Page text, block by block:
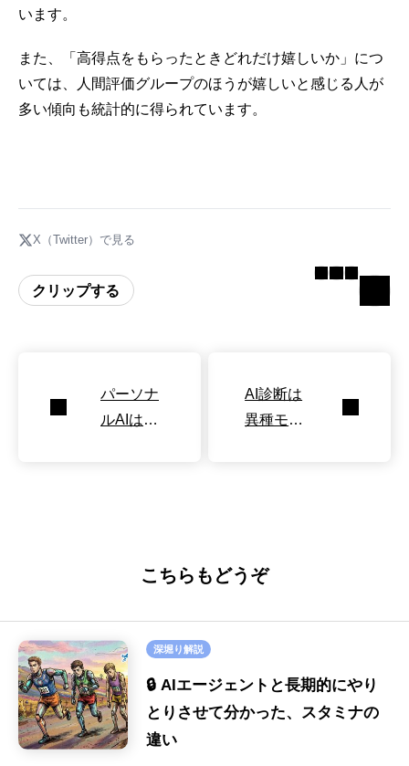
います。
また、「高得点をもらったときどれだけ嬉しいか」につ
いては、人間評価グループのほうが嬉しいと感じる人が
多い傾向も統計的に得られています。
X（Twitter）で見る
クリップする
パーソナ
ルAIはイ
AI診断は
異種モデ
こちらもどうぞ
深堀り解説
🔒 AIエージェントと長期的にやり
とりさせて分かった、スタミナの
違い